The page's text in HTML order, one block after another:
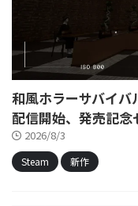
和風ホラーサバイ
配信開始、発売記
2026/8/3
Steam 新作